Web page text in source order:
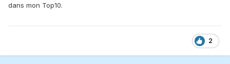
dans mon Top10.
2